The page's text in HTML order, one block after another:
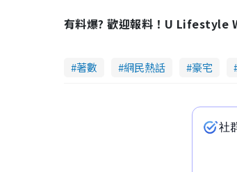
有料爆? 歡迎報料！U Lifestyle
著數 網民熱話 豪宅